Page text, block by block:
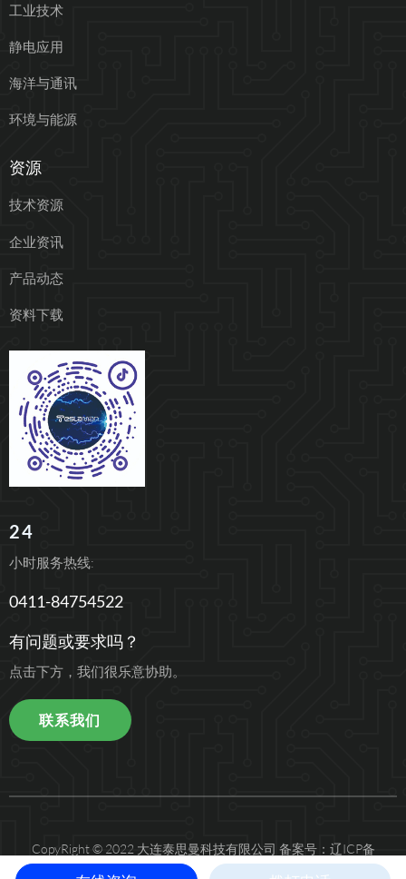
工业技术
静电应用
海洋与通讯
环境与能源
资源
技术资源
企业资讯
产品动态
资料下载
24
小时服务热线:
0411-84754522
有问题或要求吗？
点击下方，我们很乐意协助。
联系我们
CopyRight © 2022 大连泰思曼科技有限公司 备案号：辽ICP备
12010396号-4